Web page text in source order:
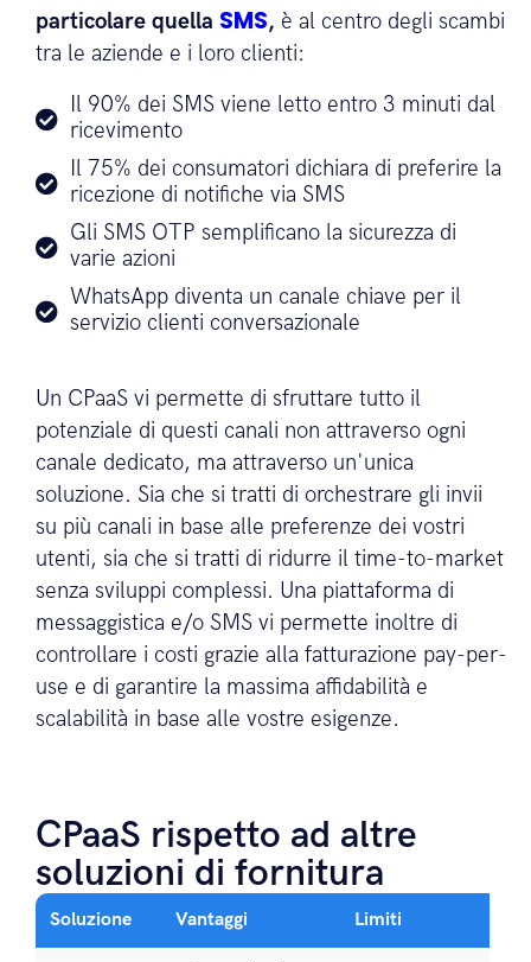
particolare quella SMS, è al centro degli scambi
tra le aziende e i loro clienti:
Il 90% dei SMS viene letto entro 3 minuti dal
ricevimento
Il 75% dei consumatori dichiara di preferire la
ricezione di notifiche via SMS
Gli SMS OTP semplificano la sicurezza di
varie azioni
WhatsApp diventa un canale chiave per il
servizio clienti conversazionale
Un CPaaS vi permette di sfruttare tutto il
potenziale di questi canali non attraverso ogni
canale dedicato, ma attraverso un'unica
soluzione. Sia che si tratti di orchestrare gli invii
su più canali in base alle preferenze dei vostri
utenti, sia che si tratti di ridurre il time-to-market
senza sviluppi complessi. Una piattaforma di
messaggistica e/o SMS vi permette inoltre di
controllare i costi grazie alla fatturazione pay-per-
use e di garantire la massima affidabilità e
scalabilità in base alle vostre esigenze.
CPaaS rispetto ad altre
soluzioni di fornitura
Soluzione Vantaggi Limiti